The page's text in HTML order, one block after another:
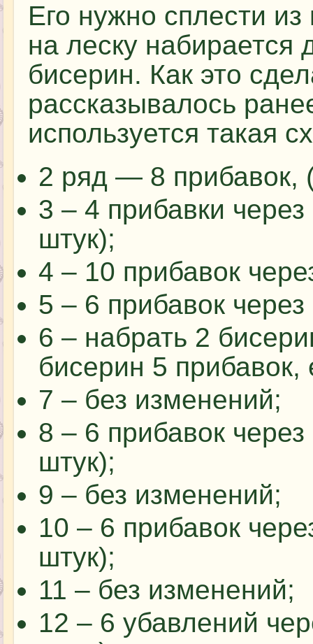
Его нужно сплести
на леску набирается
бисерин. Как это
рассказывалось
используется такая
2 ряд — 8 прибавок,
3 – 4 прибавки
штук);
4 – 10 прибавок
5 – 6 прибавок
6 – набрать 2
бисерин 5
7 – без изменений;
8 – 6 прибавок
штук);
9 – без изменений;
10 – 6 прибавок
штук);
11 – без изменений;
12 – 6 убавлений